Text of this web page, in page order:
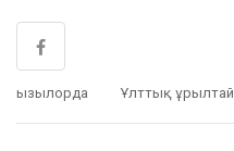
Қызылорда Ұлттық Құрылтай